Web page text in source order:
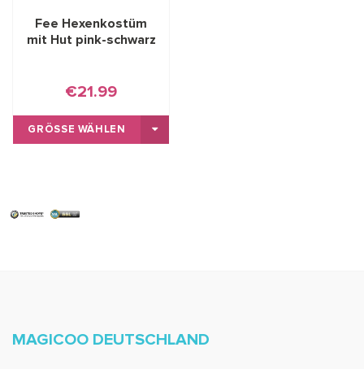
Fee Hexenkostüm
mit Hut pink-schwarz
€21.99
GRÖSSE WÄHLEN
MAGICOO DEUTSCHLAND